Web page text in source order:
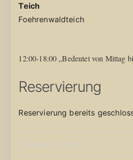
Teich
Foehrenwaldteich
12:00-18:00 „Bedeutet von Mittag
Reservierung
Reservierung bereits